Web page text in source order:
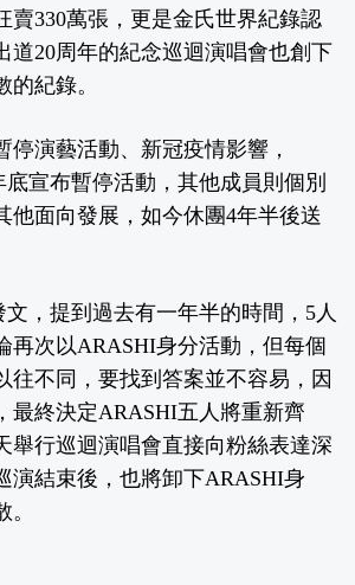
賣330萬張，更是金氏世界紀錄認
道20周年的紀念巡迴演唱會也創下
的紀錄。
停演藝活動、新冠疫情影響，
底宣布暫停活動，其他成員則個別
他面向發展，如今休團4年半後送
，提到過去有一年半的時間，5人
再次以ARASHI身分活動，但每個
往不同，要找到答案並不容易，因
最終決定ARASHI五人將重新齊
舉行巡迴演唱會直接向粉絲表達深
演結束後，也將卸下ARASHI身